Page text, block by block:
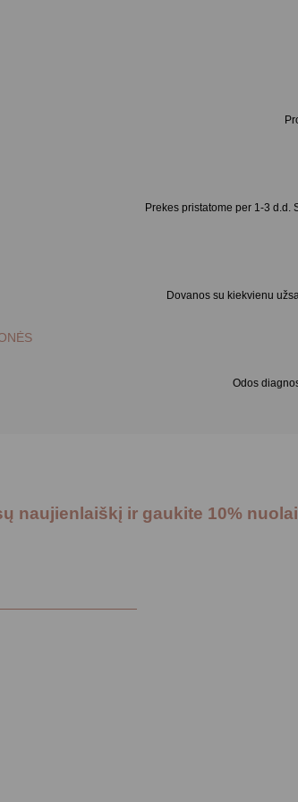
Prekes pristatome per 1-3
Dovanos su kiekvienu
Odos
naujienlaiškį ir gaukite 10%